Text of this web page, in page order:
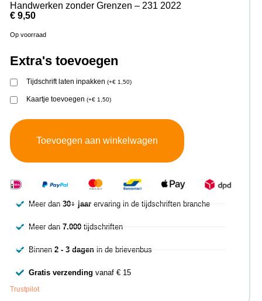
Handwerken zonder Grenzen – 231 2022
€9,50
Op voorraad
Extra's toevoegen
Tijdschrift laten inpakken (+€1,50)
Kaartje toevoegen (+€1,50)
Toevoegen aan winkelwagen
Meer dan30+ jaar ervaring in de tijdschriften branche
Meer dan7.000 tijdschriften
Binnen2 - 3 dagen in de brievenbus
Gratis verzending vanaf € 15
Trustpilot